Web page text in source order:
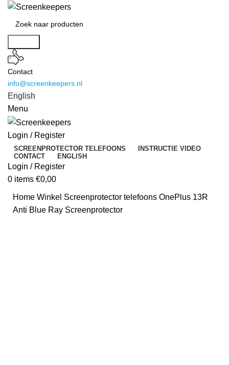
Contact
info@screenkeepers.nl
English
Menu
Login / Register
SCREENPROTECTOR TELEFOONS
INSTRUCTIE VIDEO
CONTACT
ENGLISH
Login / Register
0 items €0,00
Home Winkel Screenprotector telefoons OnePlus 13R
Anti Blue Ray Screenprotector